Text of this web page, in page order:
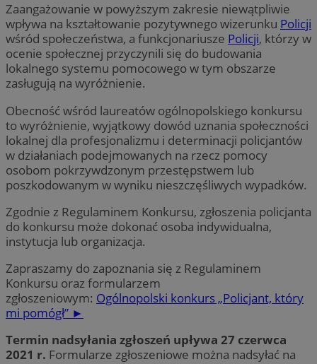
Zaangażowanie w powyższym zakresie niewątpliwie
wpływa na kształtowanie pozytywnego wizerunku Policji
wśród społeczeństwa, a funkcjonariusze Policji, którzy w
ocenie społecznej przyczynili się do budowania
lokalnego systemu pomocowego w tym obszarze
zasługują na wyróżnienie.
Obecność wśród laureatów ogólnopolskiego konkursu
to wyróżnienie, wyjątkowy dowód uznania społeczności
lokalnej dla profesjonalizmu i determinacji policjantów
w działaniach podejmowanych na rzecz pomocy
osobom pokrzywdzonym przestępstwem lub
poszkodowanym w wyniku nieszczęśliwych wypadków.
Zgodnie z Regulaminem Konkursu, zgłoszenia policjanta
do konkursu może dokonać osoba indywidualna,
instytucja lub organizacja.
Zapraszamy do zapoznania się z Regulaminem
Konkursu oraz formularzem
zgłoszeniowym: Ogólnopolski konkurs „Policjant, który
mi pomógł” ►
Termin nadsyłania zgłoszeń upływa 27 czerwca
2021 r. Formularze zgłoszeniowe można nadsyłać na